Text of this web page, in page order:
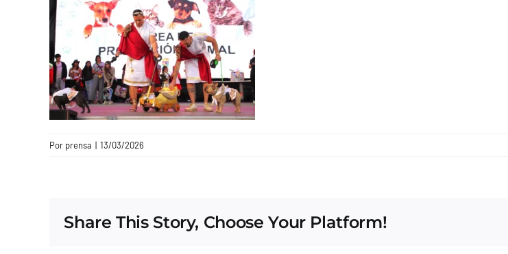
Por prensa | 13/03/2026
Share This Story, Choose Your Platform!